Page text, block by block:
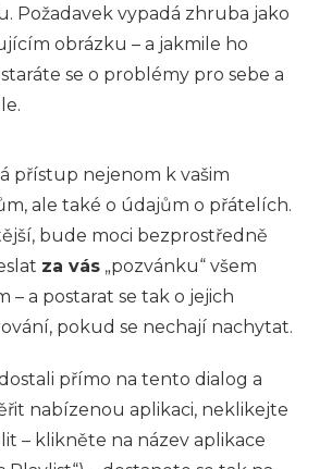
Požadavek vypadá zhruba jako
obrázku – a jakmile ho
se o problémy pro sebe a
přístup nejenom k vašim
ale také o údajům o přátelích.
bude moci bezprostředně
za vás „pozvánku“ všem
– a postarat se tak o jejich
pokud se nechají nachytat.
přímo na tento dialog a
nabízenou aplikaci, neklikejte
– klikněte na název aplikace